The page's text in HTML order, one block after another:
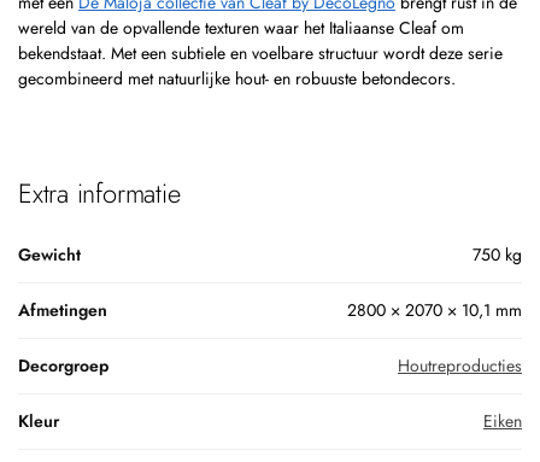
wereld van de opvallende texturen waar het Italiaanse Cleaf om
bekendstaat. Met een subtiele en voelbare structuur wordt deze serie
gecombineerd met natuurlijke hout- en robuuste betondecors.
Extra informatie
Gewicht 750 kg
Afmetingen 2800 × 2070 × 10,1 mm
Decorgroep Houtreproducties
Kleur Eiken